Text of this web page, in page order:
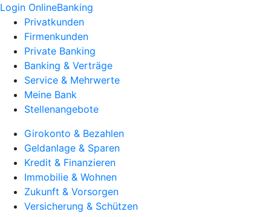
Login OnlineBanking
Privatkunden
Firmenkunden
Private Banking
Banking & Verträge
Service & Mehrwerte
Meine Bank
Stellenangebote
Girokonto & Bezahlen
Geldanlage & Sparen
Kredit & Finanzieren
Immobilie & Wohnen
Zukunft & Vorsorgen
Versicherung & Schützen